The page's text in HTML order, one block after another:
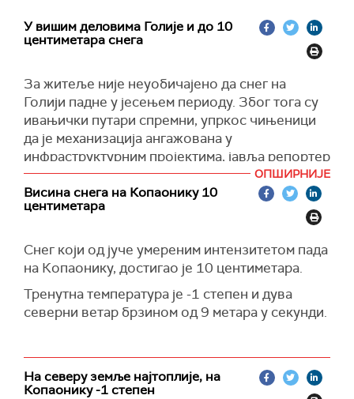
У вишим деловима Голије и до 10
центиметара снега
За житеље није неуобичајено да снег на
Голији падне у јесењем периоду. Због тога су
ивањички путари спремни, упркос чињеници
да је механизација ангажована у
инфраструктурним пројектима, јавља репортер
РТС-а. Снег и падавине свакако ће им отежати
грађевинску сезону, која још увек није
окончана.
надморској висини вишој од 1700 метара
висина снега тренутно се креће око 10 цм.
Како је у питању влажан, југов снег возачи се
упозоравају да упркос спретности, ипак на пут
падавина и одложе пут.
ОПШИРНИЈЕ
Висина снега на Копаонику 10
центиметара
Снег који од јуче умереним интензитетом пада
на Копаонику, достигао је 10 центиметара.
Тренутна температура је -1 степен и дува
северни ветар брзином од 9 метара у секунди.
На северу земље најтоплије, на
Копаонику -1 степен